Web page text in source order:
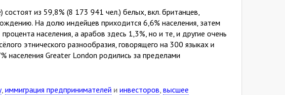
из 59,8% (8 173 941 чел.) белых, вкл. британцев,
На долю индейцев приходится 6,6% населения, затем
населения, а арабов здесь 1,3%, но и те, и другие очень
этнического разнообразия, говорящего на 300 языках и
Greater London родились за пределами
, иммиграция предпринимателей и инвесторов, высшее